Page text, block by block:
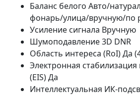
Баланс белого Авто/
фонарь/улица/вручную/по
Усиление сигнала Вручную
Шумоподавление 3D DNR
Область интереса (RoI) Да
Электронная
(EIS) Да
Интеллектуальная ИК-